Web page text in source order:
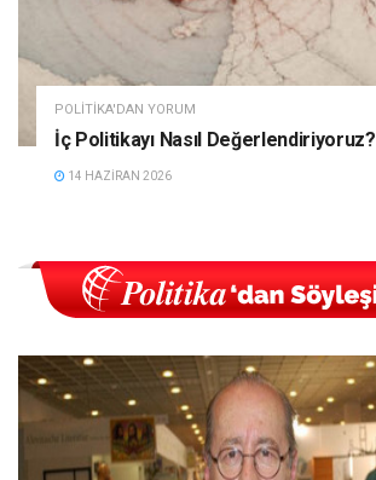
POLITIKA'DAN YORUM
İç Politikayı Nasıl Değerlendiriyoruz?
14 HAZIRAN 2026